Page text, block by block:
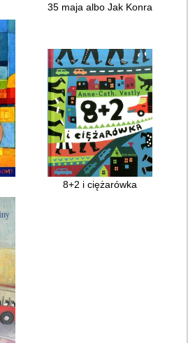
35 maja albo Jak Konrad
8+2 i ciężarówka